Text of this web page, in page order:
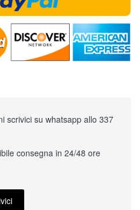
scrivici su whatsapp allo 337
consegna in 24/48 ore